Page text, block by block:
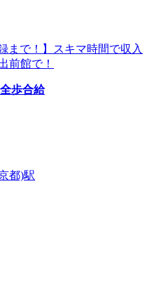
まで！】スキマ時間で収入
前館で！
歩合給
都)駅